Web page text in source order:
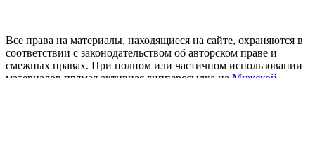
Все права на материалы, находящиеся на сайте, охраняются в
соответствии с законодательством об авторском праве и
смежных правах. При полном или частичном использовании
материалов прямая активная гипперссылка на Мужской